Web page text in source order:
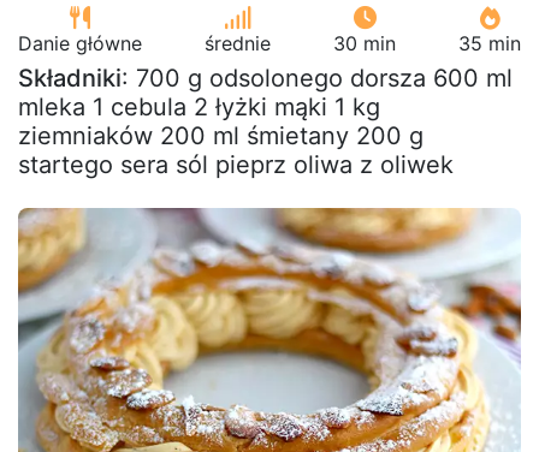
Danie główne średnie 30 min 35 min
Składniki: 700 g odsolonego dorsza 600 ml
mleka 1 cebula 2 łyżki mąki 1 kg
ziemniaków 200 ml śmietany 200 g
startego sera sól pieprz oliwa z oliwek